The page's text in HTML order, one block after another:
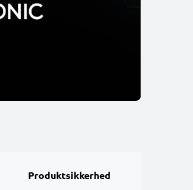
Produktsikkerhed